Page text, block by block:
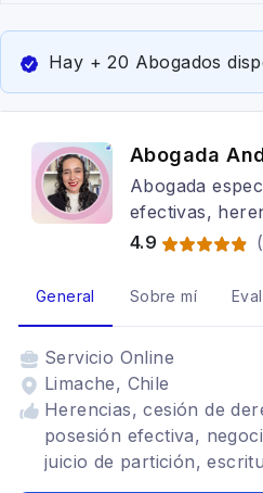
Hay + 20 Abogados
Abogada
Abogada
efectivas,
4.9
(
General Sobre mí
Servicio Online
Limache, Chile
Herencias, cesión de
posesión efectiva,
juicio de partición,